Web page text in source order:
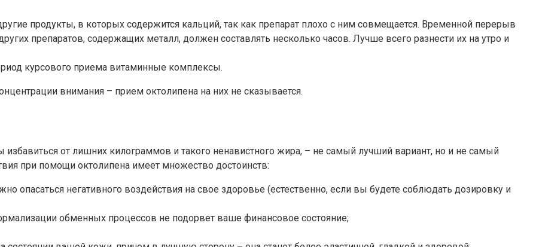
продукты, в которых содержится кальций, так как препарат плохо с ним совмещается. Временной перерыв
препаратов, содержащих металл, должен составлять несколько часов. Лучше всего разнести их на утро и
курсового приема витаминные комплексы.
внимания – прием октолипена на них не сказывается.
от лишних килограммов и такого ненавистного жира, – не самый лучший вариант, но и не самый
при помощи октолипена имеет множество достоинств:
опасаться негативного воздействия на свое здоровье (естественно, если вы будете соблюдать дозировку и
обменных процессов не подорвет ваше финансовое состояние;